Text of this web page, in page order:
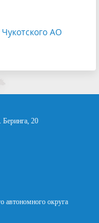
АО
20
автономного округа